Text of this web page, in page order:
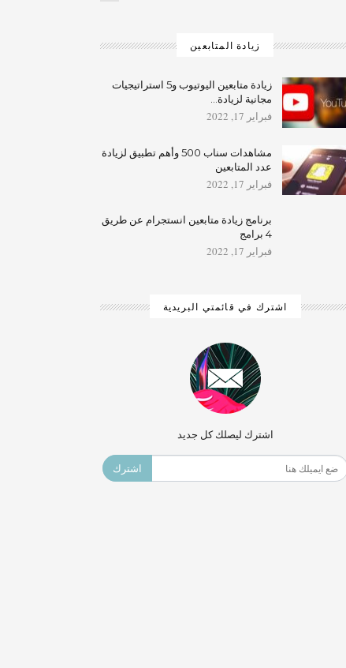
زيادة المتابعين
زيادة متابعين اليوتيوب و5 استراتيجيات
مجانية لزيادة…
فبراير 17, 2022
مشاهدات سناب 500 وأهم تطبيق لزيادة
عدد المتابعين
فبراير 17, 2022
برنامج زيادة متابعين انستجرام عن طريق
4 برامج
فبراير 17, 2022
اشترك في قائمتي البريدية
اشترك ليصلك كل جديد
اشترك